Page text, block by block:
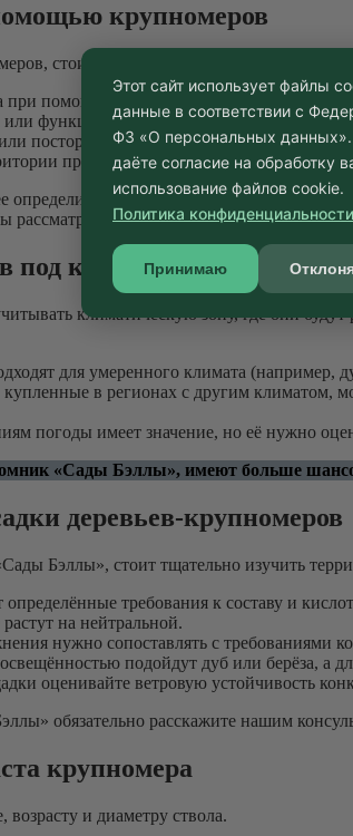
крупномеров
стоит продумать задачи, которые вы
помощи зрелых деревьев.
функциональных участков.
посторонних глаз.
проекта.
какие виды деревьев
рассматривали этот вопрос в теме ТОП-5
под климатические и
климатическую зону, где они
для умеренного климата (например,
в регионах с другим климатом,
погоды имеет значение, но её нужно
«Сады Бэллы», имеют больше
деревьев-крупномеров
Бэллы», стоит тщательно изучить
требования к составу и
на нейтральной.
нужно сопоставлять с требованиями
подойдут дуб или берёза, а
оценивайте ветровую устойчивость
обязательно расскажите нашим
крупномера
и диаметру ствола.
Этот сайт использует файлы
данные в соответствии с
ФЗ «О персональных
даёте согласие на обработку
использование файлов cookie.
Политика конфиденциальности
Принимаю